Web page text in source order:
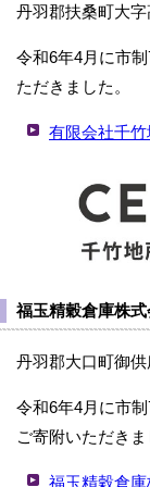
丹羽郡扶桑町大
令和6年4月に市
ただきました。
有限会社千
福玉精穀倉庫株
丹羽郡大口町御
令和6年4月に市
ご寄附いただきま
福玉精穀倉